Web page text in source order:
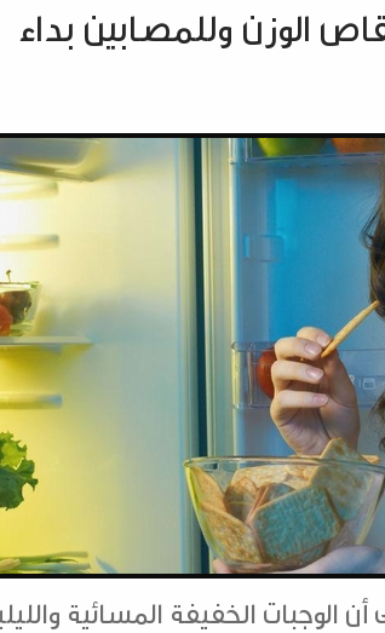
الوزن وللمصابين بداء
أن الوجبات الخفيفة المسائية